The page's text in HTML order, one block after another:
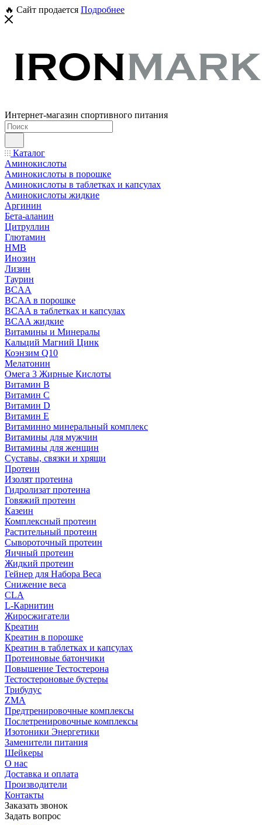
🔥 Сайт продается Подробнее
Интернет-магазин спортивного питания
Каталог
Аминокислоты
Аминокислоты в порошке
Аминокислоты в таблетках и капсулах
Аминокислоты жидкие
Аргинин
Бета-аланин
Цитруллин
Глютамин
HMB
Инозин
Лизин
Таурин
BCAA
BCAA в порошке
BCAA в таблетках и капсулах
BCAA жидкие
Витамины и Минералы
Кальций Магний Цинк
Коэнзим Q10
Мелатонин
Омега 3 Жирные Кислоты
Витамин B
Витамин C
Витамин D
Витамин E
Витаминно минеральный комплекс
Витамины для мужчин
Витамины для женщин
Суставы, связки и хрящи
Протеин
Изолят протеина
Гидролизат протеина
Говяжий протеин
Казеин
Комплексный протеин
Растительный протеин
Сывороточный протеин
Яичный протеин
Жидкий протеин
Гейнер для Набора Веса
Снижение веса
CLA
L-Карнитин
Жиросжигатели
Креатин
Креатин в порошке
Креатин в таблетках и капсулах
Протеиновые батончики
Повышение Тестостерона
Тестостероновые бустеры
Трибулус
ZMA
Предтренировочные комплексы
Послетренировочные комплексы
Изотоники Энергетики
Заменители питания
Шейкеры
О нас
Доставка и оплата
Производители
Контакты
Заказать звонок
Задать вопрос